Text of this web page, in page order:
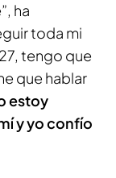
ha
toda mi
tengo que
que hablar
estoy
y yo confío